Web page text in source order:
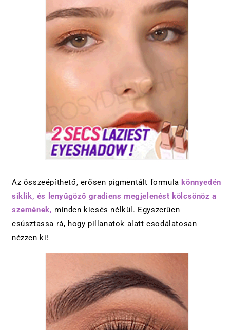
Az összeépíthető, erősen pigmentált formula könnyedén
siklik, és lenyűgöző gradiens megjelenést kölcsönöz a
szemének, minden kiesés nélkül. Egyszerűen
csúsztassa rá, hogy pillanatok alatt csodálatosan
nézzen ki!